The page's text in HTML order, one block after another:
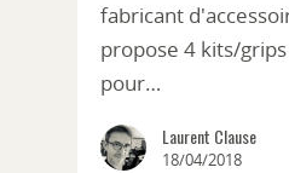
fabricant
propose 4 kits/
pour…
Laurent Clause
18/04/2018